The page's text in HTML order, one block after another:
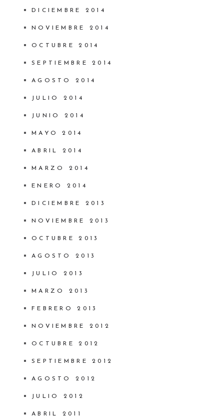
DICIEMBRE 2014
NOVIEMBRE 2014
OCTUBRE 2014
SEPTIEMBRE 2014
AGOSTO 2014
JULIO 2014
JUNIO 2014
MAYO 2014
ABRIL 2014
MARZO 2014
ENERO 2014
DICIEMBRE 2013
NOVIEMBRE 2013
OCTUBRE 2013
AGOSTO 2013
JULIO 2013
MARZO 2013
FEBRERO 2013
NOVIEMBRE 2012
OCTUBRE 2012
SEPTIEMBRE 2012
AGOSTO 2012
JULIO 2012
ABRIL 2011